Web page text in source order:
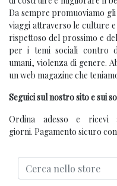
Da sempre promuoviamo
viaggi attraverso le culture
rispettoso del prossimo e
per i temi sociali contro
umani, violenza di genere.
un web magazine che
Seguici sul nostro sito e sui
Ordina adesso e
giorni. Pagamento sicuro